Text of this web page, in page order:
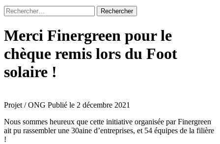
Rechercher :
Merci Finergreen pour le
chèque remis lors du Foot
solaire !
Projet / ONG Publié le 2 décembre 2021
Nous sommes heureux que cette initiative organisée par Finergreen
ait pu rassembler une 30aine d’entreprises, et 54 équipes de la filière
!